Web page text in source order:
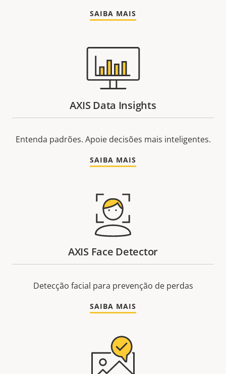
SAIBA MAIS
AXIS Data Insights
Entenda padrões. Apoie decisões mais inteligentes.
SAIBA MAIS
AXIS Face Detector
Detecção facial para prevenção de perdas
SAIBA MAIS